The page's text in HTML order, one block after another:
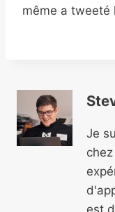
même a tweeté
Je
est